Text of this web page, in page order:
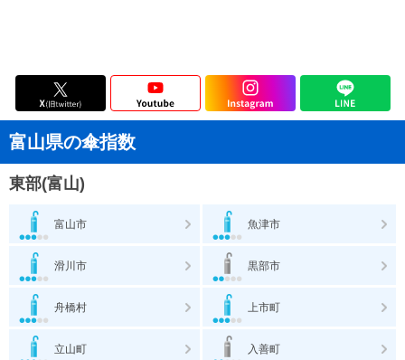
富山県の傘指数
東部(富山)
富山市 魚津市
滑川市 黒部市
舟橋村 上市町
立山町 入善町